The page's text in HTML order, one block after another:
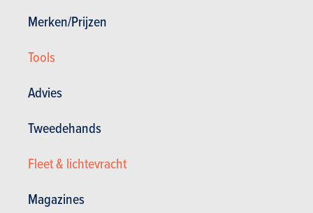
Merken/Prijzen
Tools
Advies
Tweedehands
Fleet & lichtevracht
Magazines
13.10.2018